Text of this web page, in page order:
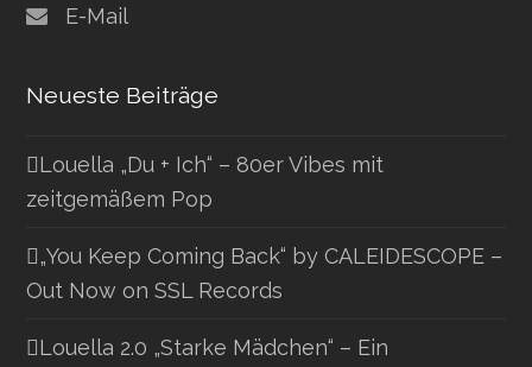
E-Mail
Neueste Beiträge
Louella „Du + Ich“ – 80er Vibes mit
zeitgemäßem Pop
„You Keep Coming Back“ by CALEIDESCOPE –
Out Now on SSL Records
Louella 2.0 „Starke Mädchen“ – Ein